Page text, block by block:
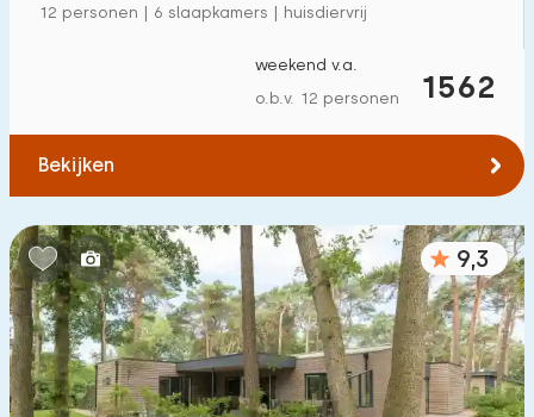
Tot zee(max. aantal km):
10 20
1 2
Tot water(max. aantal km):
1 2 5 10 20
Tot openbaar vervoer(max. aantal km):
0,2 0,5 1 2 5
12 personen | 6 slaapkamers | huisdiervrij
1562
weekend v.a.
o.b.v. 12 personen
Bekijken
9,3